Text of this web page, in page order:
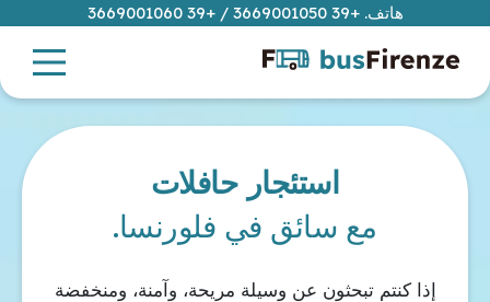
هاتف.+39 3669001050
/
+39 3669001060
استئجار حافلات
مع سائق في فلورنسا.
إذا كنتم تبحثون عن وسيلة مريحة، وآمنة، ومنخفضة